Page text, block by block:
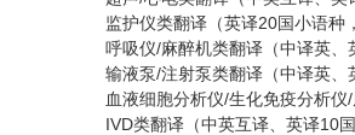
监护仪类翻译（英译20 国小语种
呼吸仪/麻醉机类翻译（中译英、
输液泵/注射泵类翻译（中译英、
血液细胞分析仪/生化免疫分析仪/
IVD类翻译（中英互译、英译10